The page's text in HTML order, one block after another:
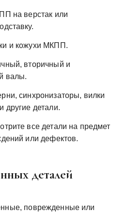
на верстак или
и кожухи МКПП.
вторичный и
валы.
синхронизаторы, вилки
другие детали.
все детали на предмет
или дефектов.
деталей
поврежденные или